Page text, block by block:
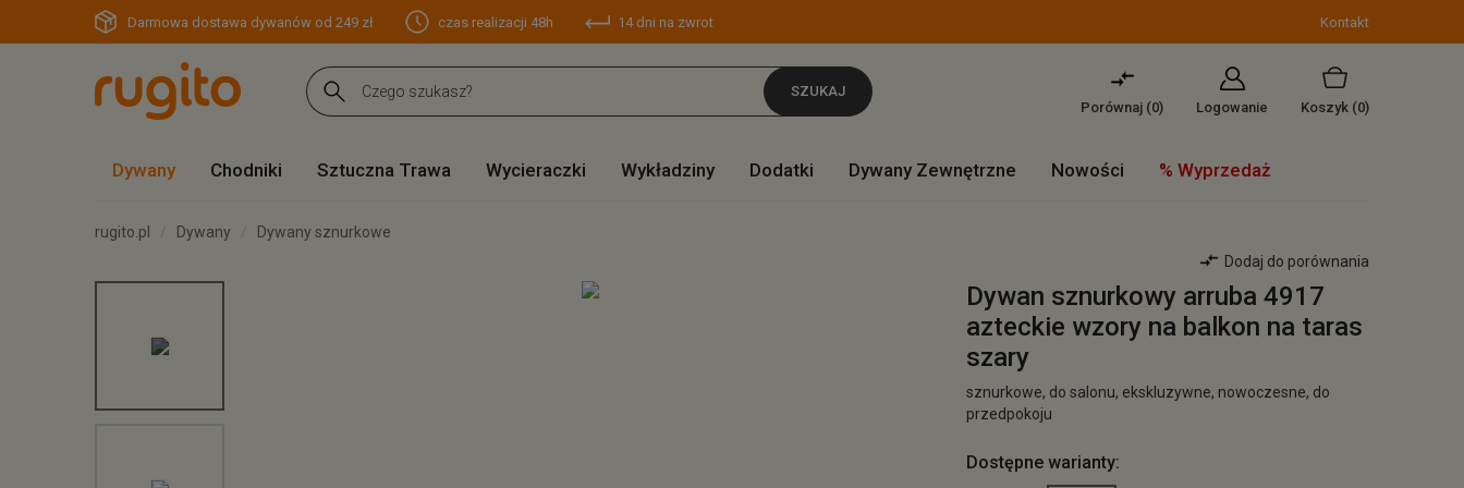
Darmowa dostawa dywanów od 249 zł czas realizacji 48h 14 dni na zwrot Kontakt
SZUKAJ
Porównaj (0) Logowanie Koszyk (0)
Dywany Chodniki Sztuczna Trawa Wycieraczki Wykładziny Dodatki Dywany Zewnętrzne Nowości % Wyprzedaż
rugito.pl Dywany
Dywany sznurkowe
Dodaj do porównania
Dywan sznurkowy arruba 4917
azteckie wzory na balkon na taras
szary
sznurkowe, do salonu, ekskluzywne, nowoczesne, do
przedpokoju
Dostępne warianty: